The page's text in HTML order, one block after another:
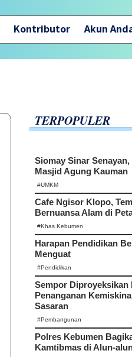
Kontributor Akun
TERPOPULER
Siomay Sinar
Masjid Agung Kauman
#UMKM
Cafe Ngisor Klopo,
Bernuansa Alam di
#Khas Kebumen
Harapan Pendidikan
Menguat
#Pendidikan
Sempor Diproyeksikan
Penanganan
Sasaran
#Pembangunan
Polres Kebumen
Kamtibmas di Alun-